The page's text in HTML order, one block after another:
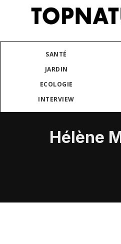
SANTÉ
JARDIN
ECOLOGIE
INTERVIEW
Hélène